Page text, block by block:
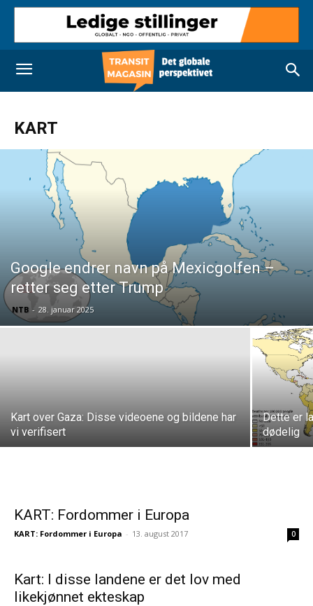
KART
Google endrer navn på Mexicgolfen –
retter seg etter Trump
NTB - 28. januar 2025
Kart over Gaza: Disse videoene og bildene har
vi verifisert
Dette er
dødelig
KART: Fordommer i Europa
KART: Fordommer i Europa - 13. august 2017 0
Kart: I disse landene er det lov med
likekjønnet ekteskap